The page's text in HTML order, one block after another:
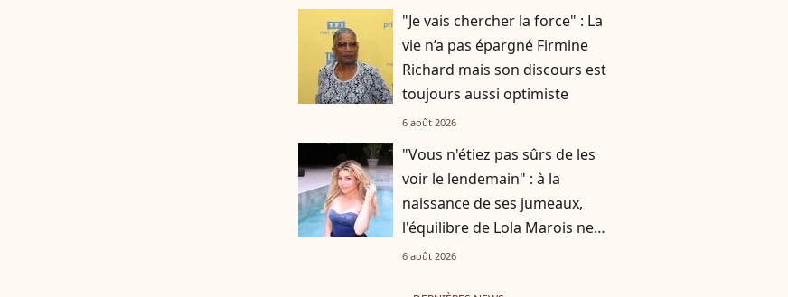
"Je vais chercher la force" : La
vie n’a pas épargné Firmine
Richard mais son discours est
toujours aussi optimiste
6 août 2026
"Vous n'étiez pas sûrs de les
voir le lendemain" : à la
naissance de ses jumeaux,
l'équilibre de Lola Marois ne
tenait qu'à un fil
6 août 2026